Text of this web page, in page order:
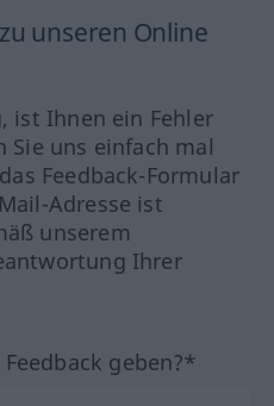
unseren Online
ist Ihnen ein Fehler
Sie uns einfach mal
Feedback-Formular
Adresse ist
unserem
Ihrer
geben?*